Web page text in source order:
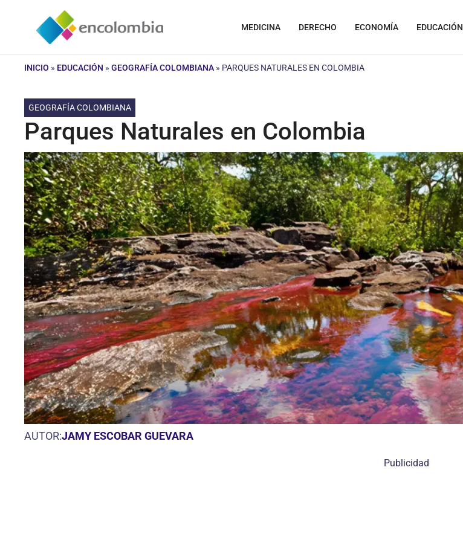
contenido
MEDICINA DERECHO ECONOMÍA EDUCACIÓN
INICIO » EDUCACIÓN » GEOGRAFÍA COLOMBIANA » PARQUES NATURALES EN COLOMBIA
GEOGRAFÍA COLOMBIANA
Parques Naturales en Colombia
AUTOR:JAMY ESCOBAR GUEVARA
Publicidad